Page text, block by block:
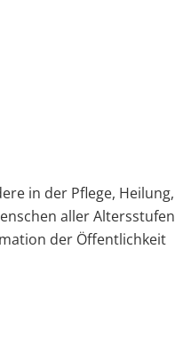
in der Pflege, Heilung,
aller Altersstufen
der Öffentlichkeit